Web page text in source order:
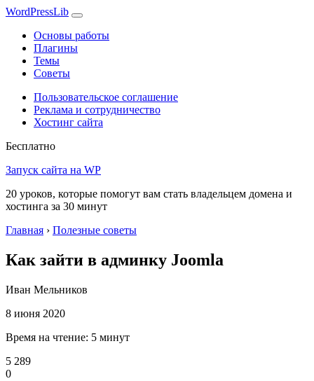
WordPressLib
Основы работы
Плагины
Темы
Советы
Пользовательское соглашение
Реклама и сотрудничество
Хостинг сайта
Бесплатно
Запуск сайта на WP
20 уроков, которые помогут вам стать владельцем домена и
хостинга за 30 минут
Главная › Полезные советы
Как зайти в админку Joomla
Иван Мельников
8 июня 2020
Время на чтение: 5 минут
5 289
0